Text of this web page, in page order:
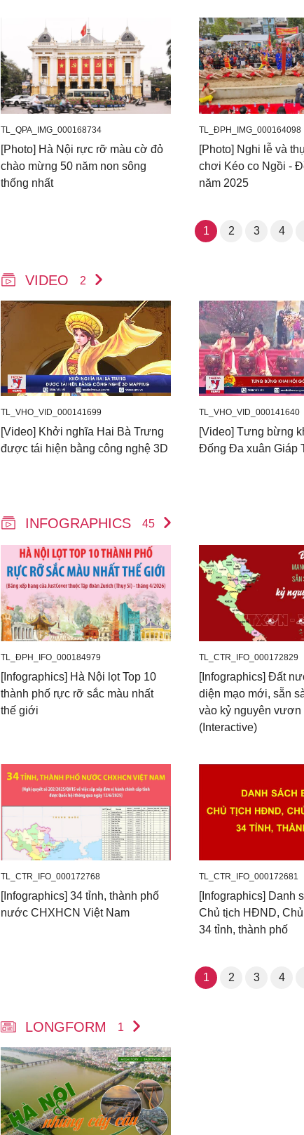
TL_QPA_IMG_000168734
[Photo] Hà Nội rực rỡ màu cờ đỏ
chào mừng 50 năm non sông
thống nhất
TL_ĐPH_IMG_000164098
[Photo] Nghi lễ và
chơi Kéo co Ngồi -
năm 2025
1 2 3 4
VIDEO 2
TL_VHO_VID_000141699
[Video] Khởi nghĩa Hai Bà Trưng
được tái hiện bằng công nghệ 3D
TL_VHO_VID_000141640
[Video] Tưng bừng
Đống Đa xuân Giáp
INFOGRAPHICS 45
TL_ĐPH_IFO_000184979
[Infographics] Hà Nội lọt Top 10
thành phố rực rỡ sắc màu nhất
thế giới
TL_CTR_IFO_000172829
[Infographics] Đất
diện mạo mới, sẵn
vào kỷ nguyên vươn
(Interactive)
TL_CTR_IFO_000172768
[Infographics] 34 tỉnh, thành phố
nước CHXHCN Việt Nam
TL_CTR_IFO_000172681
[Infographics] Danh
Chủ tịch HĐND,
34 tỉnh, thành phố
1 2 3 4
LONGFORM 1